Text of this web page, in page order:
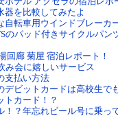
器を比較してみたよ
自転車用ウインドブレーカ
のパッド付きサイクルパン
回廊 菊屋 宿泊レポート！
み会に嬉しいサービス
支払い方法
デビットカードは高校生で
トカード！？
！？年忘れビール号に乗っ